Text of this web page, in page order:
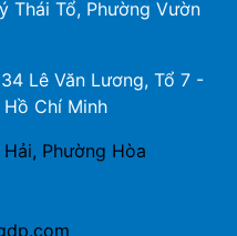
Thái Tổ, Phường Vườn
Lê Văn Lương, Tổ 7 -
Phường Hòa